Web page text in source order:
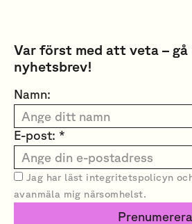
Var först med att veta – gå
nyhetsbrev!
Namn:
E-post: *
Jag har läst integritetspolicyn
avanmäla mig närsomhelst.
Prenumerera